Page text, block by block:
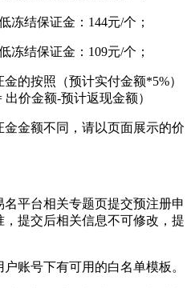
冻结保证金：144元/个；
冻结保证金：109元/个；
的按照（预计实付金额*5%）
价金额-预计返现金额）
金额不同，请以页面展示的价
平台相关专题页提交预注册申
提交后相关信息不可修改，提
账号下有可用的白名单模板。